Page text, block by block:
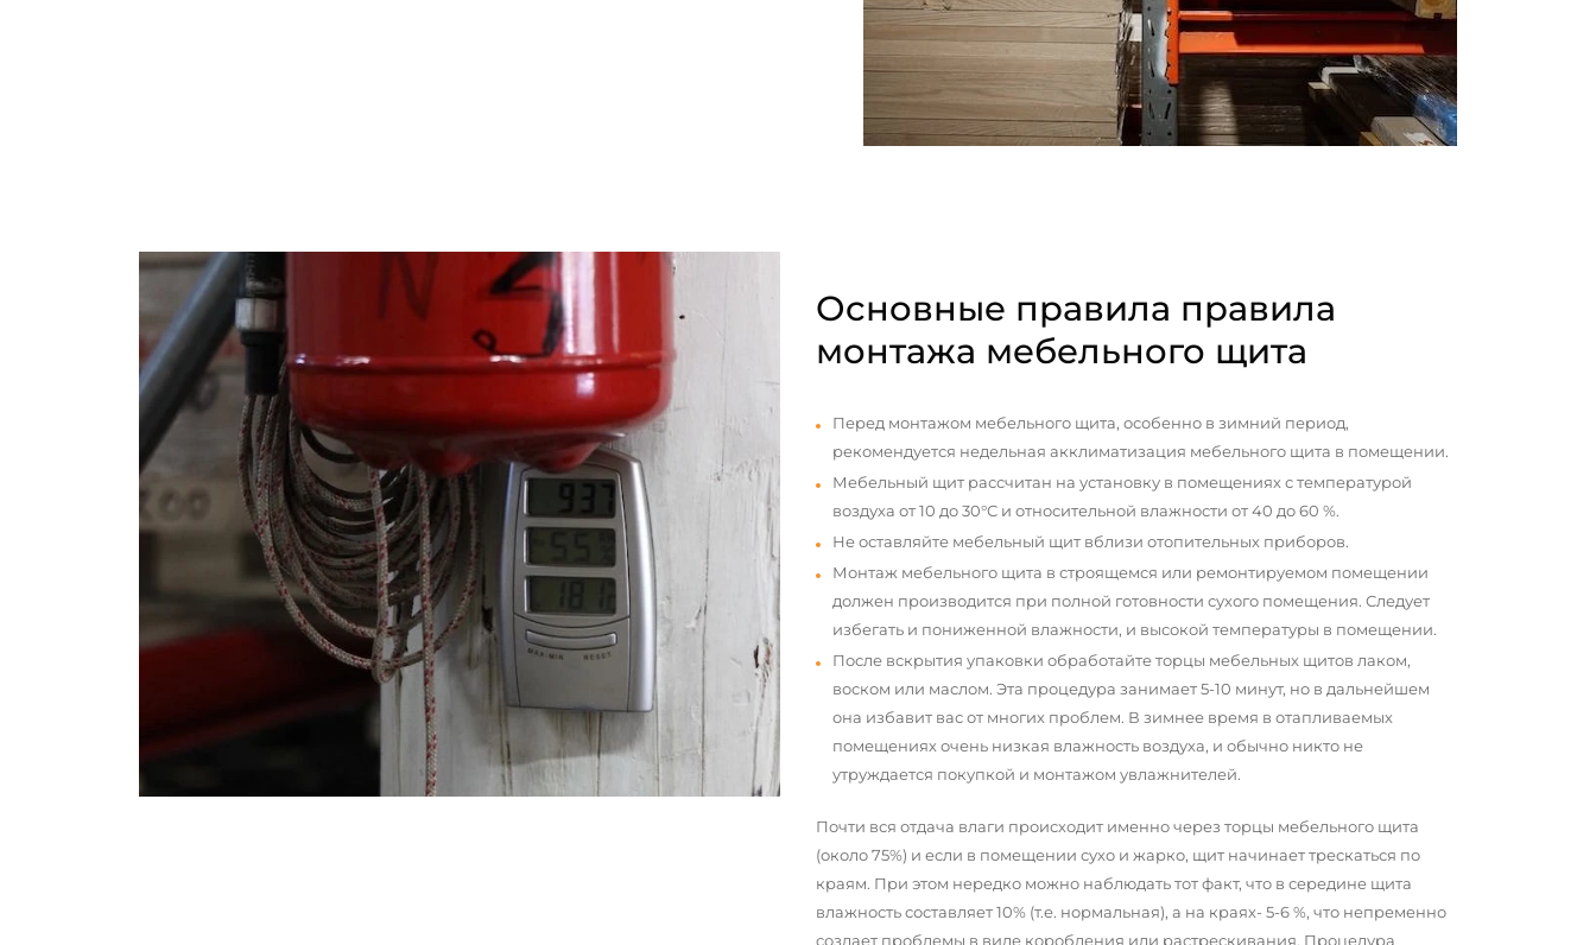
Основные правила правила
монтажа мебельного щита
Перед монтажом мебельного щита, особенно в зимний период,
рекомендуется недельная акклиматизация мебельного щита в помещении.
Мебельный щит рассчитан на установку в помещениях с температурой
воздуха от 10 до 30°С и относительной влажности от 40 до 60 %.
Не оставляйте мебельный щит вблизи отопительных приборов.
Монтаж мебельного щита в строящемся или ремонтируемом помещении
должен производится при полной готовности сухого помещения. Следует
избегать и пониженной влажности, и высокой температуры в помещении.
После вскрытия упаковки обработайте торцы мебельных щитов лаком,
воском или маслом. Эта процедура занимает 5-10 минут, но в дальнейшем
она избавит вас от многих проблем. В зимнее время в отапливаемых
помещениях очень низкая влажность воздуха, и обычно никто не
утруждается покупкой и монтажом увлажнителей.
Почти вся отдача влаги происходит именно через торцы мебельного щита
(около 75%) и если в помещении сухо и жарко, щит начинает трескаться по
краям. При этом нередко можно наблюдать тот факт, что в середине щита
влажность составляет 10% (т.е. нормальная), а на краях- 5-6 %, что непременно
создает проблемы в виде коробления или растрескивания. Процедура